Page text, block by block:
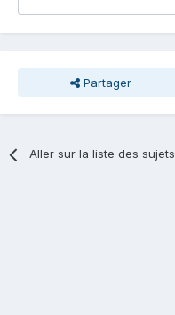
Partager
Aller sur la liste des sujets